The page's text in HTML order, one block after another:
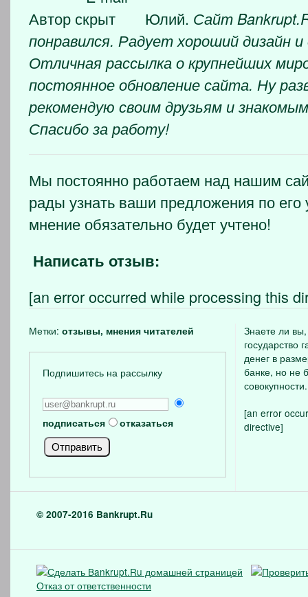
Автор Юлий. Сайт
понравился. Радует хороший дизайн
Отличная рассылка о крупнейших
постоянное обновление сайта. Ну
рекомендую своим друзьям и
Спасибо за работу!
Мы постоянно работаем над нашим
рады узнать ваши предложения по
мнение обязательно будет учтено!
Написать отзыв:
[an error occurred while processing this
Метки: отзывы, мнения читателей
Подпишитесь на рассылку
подписаться отказаться
Знаете ли
государство
денег в
банке, но не
совокупности.
[an error
directive]
© 2007-2016 Bankrupt.Ru
Отказ от ответственности